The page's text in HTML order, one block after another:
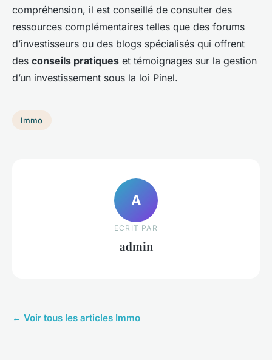
compréhension, il est conseillé de consulter des
ressources complémentaires telles que des forums
d’investisseurs ou des blogs spécialisés qui offrent
des conseils pratiques et témoignages sur la gestion
d’un investissement sous la loi Pinel.
Immo
A
ECRIT PAR
admin
← Voir tous les articles Immo